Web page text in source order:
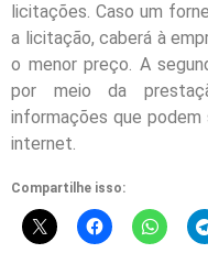
licitações. Caso um
a licitação, caberá à
o menor preço. A
por meio da
informações que podem
internet.
Compartilhe isso: